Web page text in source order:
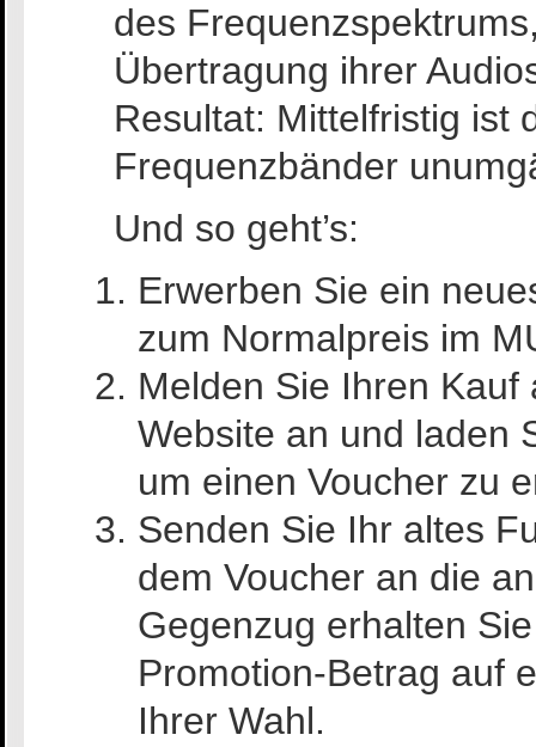
des
Übertragung ihrer
Resultat: Mittelfristig ist
Frequenzbänder
Und so geht’s:
Erwerben Sie ein
zum Normalpreis im
Melden Sie Ihren
Website an und laden
um einen Voucher zu
Senden Sie Ihr altes
dem Voucher an die
Gegenzug erhalten
Promotion-Betrag auf
Ihrer Wahl.